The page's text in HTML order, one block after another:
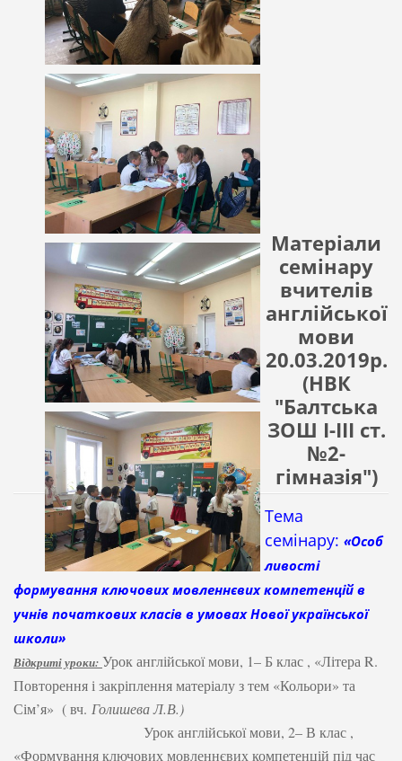
Матеріали
семінару
вчителів
англійської
мови
20.03.2019р.
(НВК
"Балтська
ЗОШ І-ІІІ ст.
№2-
гімназія")
Тема
семінару: «Особ
ливості
формування ключових мовленнєвих компетенцій в
учнів початкових класів в умовах Нової української
школи»
Відкриті уроки: Урок англійської мови, 1– Б клас , «Літера R.
Повторення і закріплення матеріалу з тем «Кольори» та
Сім’я» ( вч. Голишева Л.В.)
Урок англійської мови, 2– В клас ,
«Формування ключових мовленнєвих компетенцій під час